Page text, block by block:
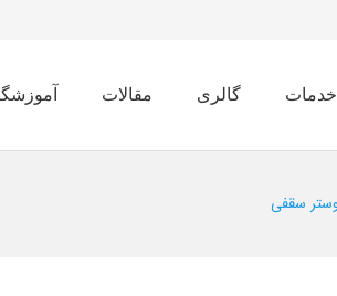
خدمات گالری مقالات
سقفی